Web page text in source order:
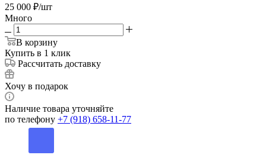
25 000 ₽/шт
Много
В корзину
Купить в 1 клик
Рассчитать доставку
Хочу в подарок
Наличие товара уточняйте
по телефону +7 (918) 658-11-77